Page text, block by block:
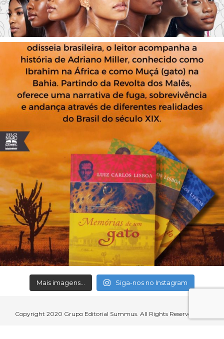
Mais imagens... Siga-nos no Instagram
Copyright 2020 Grupo Editorial Summus. All Rights Reserved.